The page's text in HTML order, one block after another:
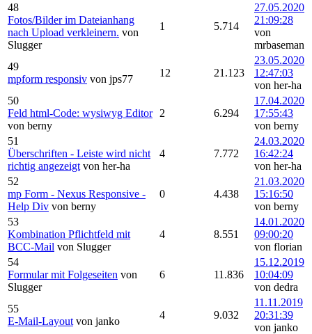
48
Fotos/Bilder im Dateianhang
nach Upload verkleinern. von
Slugger
1 5.714
27.05.2020
21:09:28
von
mrbaseman
49
mpform responsiv von jps77
12 21.123
23.05.2020
12:47:03
von her-ha
50
Feld html-Code: wysiwyg Editor
von berny
2 6.294
17.04.2020
17:55:43
von berny
51
Überschriften - Leiste wird nicht
richtig angezeigt von her-ha
4 7.772
24.03.2020
16:42:24
von her-ha
52
mp Form - Nexus Responsive -
Help Div von berny
0 4.438
21.03.2020
15:16:50
von berny
53
Kombination Pflichtfeld mit
BCC-Mail von Slugger
4 8.551
14.01.2020
09:00:20
von florian
54
Formular mit Folgeseiten von
Slugger
6 11.836
15.12.2019
10:04:09
von dedra
55
E-Mail-Layout von janko
4 9.032
11.11.2019
20:31:39
von janko